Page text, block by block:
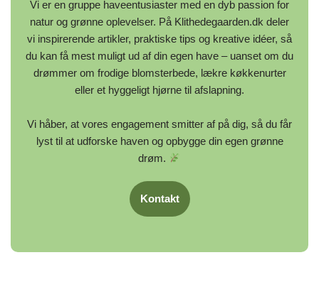
Vi er en gruppe haveentusiaster med en dyb passion for
natur og grønne oplevelser. På Klithedegaarden.dk deler
vi inspirerende artikler, praktiske tips og kreative idéer, så
du kan få mest muligt ud af din egen have – uanset om du
drømmer om frodige blomsterbede, lækre køkkenurter
eller et hyggeligt hjørne til afslapning.
Vi håber, at vores engagement smitter af på dig, så du får
lyst til at udforske haven og opbygge din egen grønne
drøm.
Kontakt